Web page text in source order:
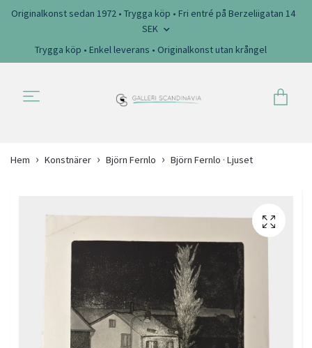
Originalkonst sedan 1972 • Trygga köp • Fri entré på Berzeliigatan 14
SEK
Trygga köp • Enkel leverans • Originalkonst utan krångel
Hem Konstnärer Björn Fernlo Björn Fernlo · Ljuset